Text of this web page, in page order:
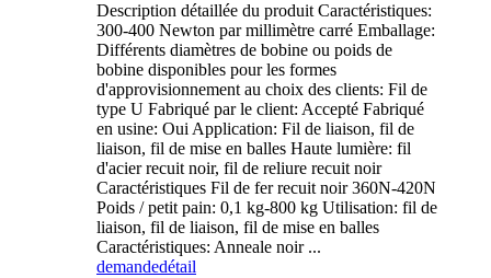
Description détaillée du produit Caractéristiques:
300-400 Newton par millimètre carré Emballage:
Différents diamètres de bobine ou poids de
bobine disponibles pour les formes
d'approvisionnement au choix des clients: Fil de
type U Fabriqué par le client: Accepté Fabriqué
en usine: Oui Application: Fil de liaison, fil de
liaison, fil de mise en balles Haute lumière: fil
d'acier recuit noir, fil de reliure recuit noir
Caractéristiques Fil de fer recuit noir 360N-420N
Poids / petit pain: 0,1 kg-800 kg Utilisation: fil de
liaison, fil de liaison, fil de mise en balles
Caractéristiques: Anneale noir ...
demandedétail